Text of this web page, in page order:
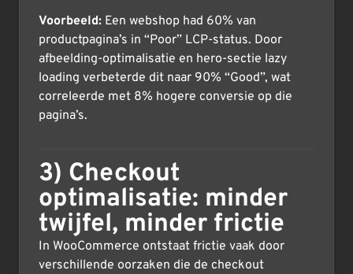
Voorbeeld: Een webshop had 60% van
productpagina’s in “Poor” LCP-status. Door
afbeelding-optimalisatie en hero-sectie lazy
loading verbeterde dit naar 90% “Good”, wat
correleerde met 8% hogere conversie op die
pagina’s.
3) Checkout
optimalisatie: minder
twijfel, minder frictie
In WooCommerce ontstaat frictie vaak door
verschillende oorzaken die de checkout